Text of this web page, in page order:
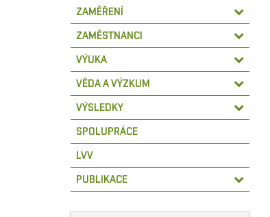
ZAMĚŘENÍ
ZAMĚSTNANCI
VÝUKA
VĚDA A VÝZKUM
VÝSLEDKY
SPOLUPRÁCE
LVV
PUBLIKACE